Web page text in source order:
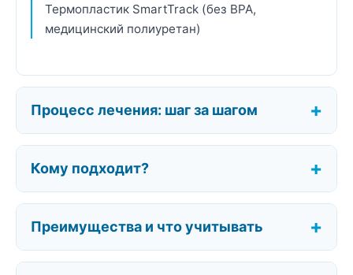
Термопластик SmartTrack (без BPA,
медицинский полиуретан)
Процесс лечения: шаг за шагом
Кому подходит?
Преимущества и что учитывать